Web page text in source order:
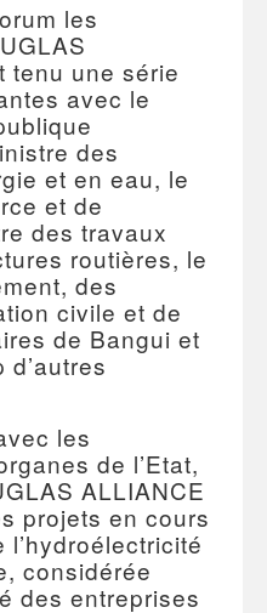
les
tenu une série
avec le
des
et en eau, le
et de
des travaux
routières, le
des
civile et de
de Bangui et
les
de l’Etat,
ALLIANCE
projets en cours
considérée
des entreprises